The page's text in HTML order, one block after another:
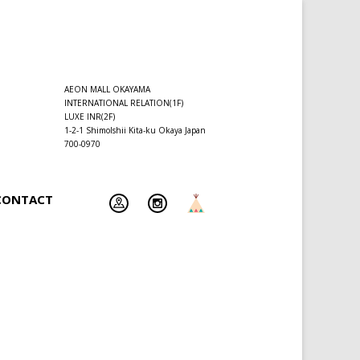
AEON MALL OKAYAMA
INTERNATIONAL RELATION(1F)
LUXE INR(2F)
1-2-1 ShimoIshii Kita-ku Okaya Japan
700-0970